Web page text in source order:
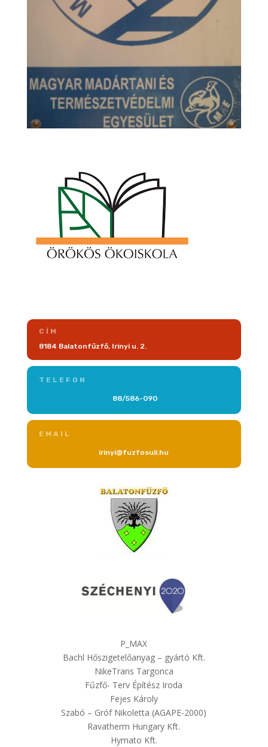
CÍM
8184 Balatonfűzfő, Irinyi u. 2.
TELEFON
88/586-090
EMAIL
irinyi@fuzfosuli.hu
P_MAX
Bachl Hőszigetelőanyag – gyártó Kft.
NikeTrans Targonca
Fűzfő- Terv Építész Iroda
Fejes Károly
Szabó – Gróf Nikoletta (AGAPE-2000)
Ravatherm Hungary Kft.
Hymato Kft.